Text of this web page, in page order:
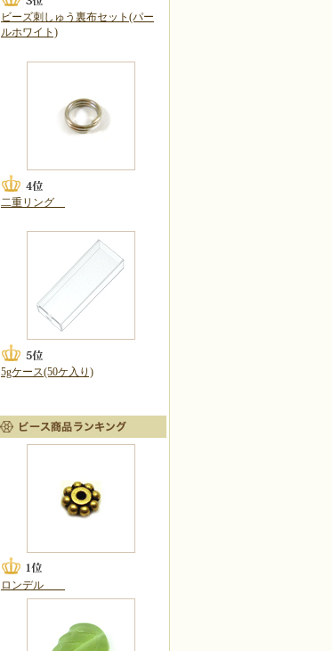
ビーズ刺しゅう裏布セット(パー
ルホワイト)
二重リング
5gケース(50ケ入り)
ロンデル